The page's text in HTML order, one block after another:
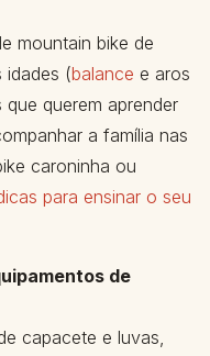
mountain bike de
idades (balance e aros
querem aprender
a família nas
caroninha ou
para ensinar o seu
de
capacete e luvas,